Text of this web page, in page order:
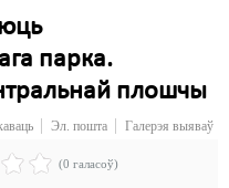
парка.
плошчы
Эл. пошта Галерэя выяваў
(0 галасоў)